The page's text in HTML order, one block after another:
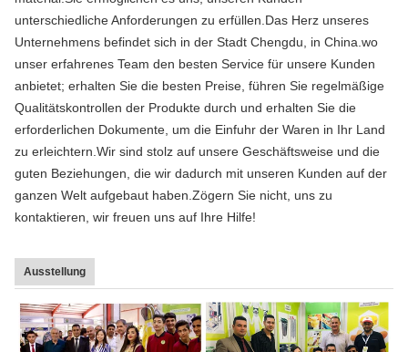
unterschiedliche Anforderungen zu erfüllen.Das Herz unseres
Unternehmens befindet sich in der Stadt Chengdu, in China.wo
unser erfahrenes Team den besten Service für unsere Kunden
anbietet; erhalten Sie die besten Preise, führen Sie regelmäßige
Qualitätskontrollen der Produkte durch und erhalten Sie die
erforderlichen Dokumente, um die Einfuhr der Waren in Ihr Land
zu erleichtern.Wir sind stolz auf unsere Geschäftsweise und die
guten Beziehungen, die wir dadurch mit unseren Kunden auf der
ganzen Welt aufgebaut haben.Zögern Sie nicht, uns zu
kontaktieren, wir freuen uns auf Ihre Hilfe!
Ausstellung